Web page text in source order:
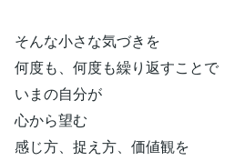
そんな小さな気づきを
何度も、何度も繰り返すことで
いまの自分が
心から望む
感じ方、捉え方、価値観を